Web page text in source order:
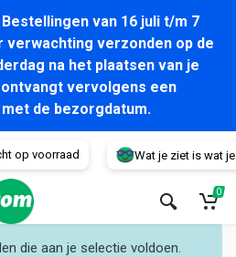
van 16 juli t/m 7
verwachting verzonden op de
na het plaatsen van je
vervolgens een
de bezorgdatum.
op voorraad Wat je ziet is wat je
0
die aan je selectie voldoen.